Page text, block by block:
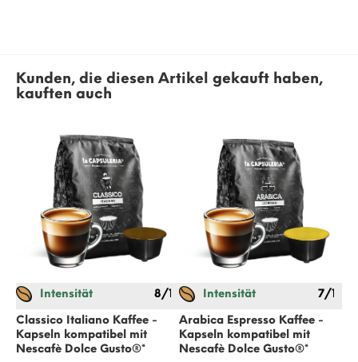
Kunden, die diesen Artikel gekauft haben,
kauften auch
Intensität
8/12
Classico Italiano Kaffee -
Kapseln kompatibel mit
Nescafè Dolce Gusto®*
Intensität
7/12
Arabica Espresso Kaffee -
Kapseln kompatibel mit
Nescafè Dolce Gusto®*